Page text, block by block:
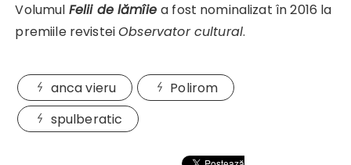
Volumul Felii de lămîie a fost nominalizat în 2016 la
pre­miile revisteiObservator cultural.
anca vieru
Polirom
spulberatic